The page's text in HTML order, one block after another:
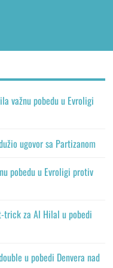
važnu pobedu u Evroligi
ugovor sa Partizanom
pobedu u Evroligi protiv
za Al Hilal u pobedi
u pobedi Denvera nad